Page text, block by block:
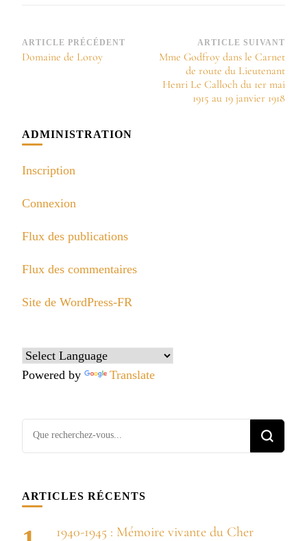
Navigation
d’article
ARTICLE PRÉCÉDENT
Domaine de Loroy
ARTICLE SUIVANT
Mme Godfroy dans le Carnet
de route du Lieutenant
Henri Le Calloch du 1er mai
1915 au 19 janvier 1918
ADMINISTRATION
Inscription
Connexion
Flux des publications
Flux des commentaires
Site de WordPress-FR
Powered by Translate
Vous
ARTICLES RÉCENTS
1940-1945 : Mémoire vivante du Cher